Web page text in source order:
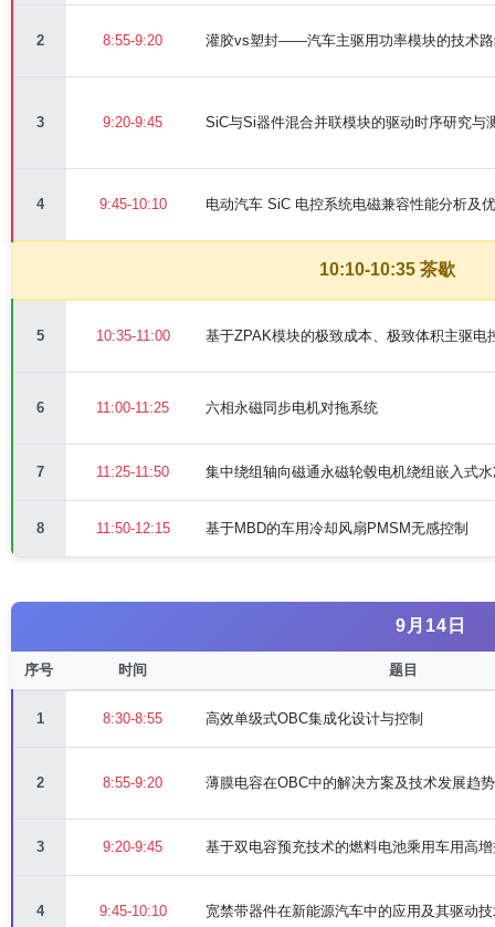
2 8:55-9:20 灌胶vs塑封——汽车主驱用功率模块的技术
3 9:20-9:45 SiC与Si器件混合并联模块的驱动时序研究与
4 9:45-10:10 电动汽车 SiC 电控系统电磁兼容性能分析及
10:10-10:35 茶歇
5 10:35-11:00 基于ZPAK模块的极致成本、极致体积主驱电
6 11:00-11:25 六相永磁同步电机对拖系统
7 11:25-11:50 集中绕组轴向磁通永磁轮毂电机绕组嵌入式
8 11:50-12:15 基于MBD的车用冷却风扇PMSM无感控制
9月14日
序号 时间 题目
1 8:30-8:55 高效单级式OBC集成化设计与控制
2 8:55-9:20 薄膜电容在OBC中的解决方案及技术发展趋势
3 9:20-9:45 基于双电容预充技术的燃料电池乘用车用高
4 9:45-10:10 宽禁带器件在新能源汽车中的应用及其驱动